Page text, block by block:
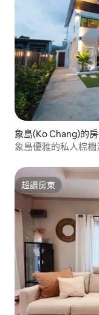
象島(Ko Chang)的
象島優雅的私人棕
超讚房東
超讚房東